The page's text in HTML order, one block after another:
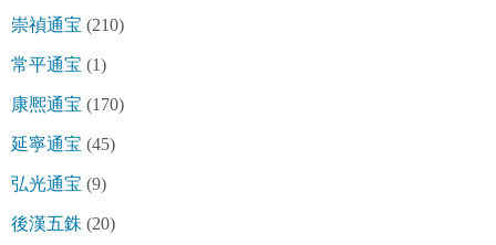
崇禎通宝 (210)
常平通宝 (1)
康熈通宝 (170)
延寧通宝 (45)
弘光通宝 (9)
後漢五銖 (20)